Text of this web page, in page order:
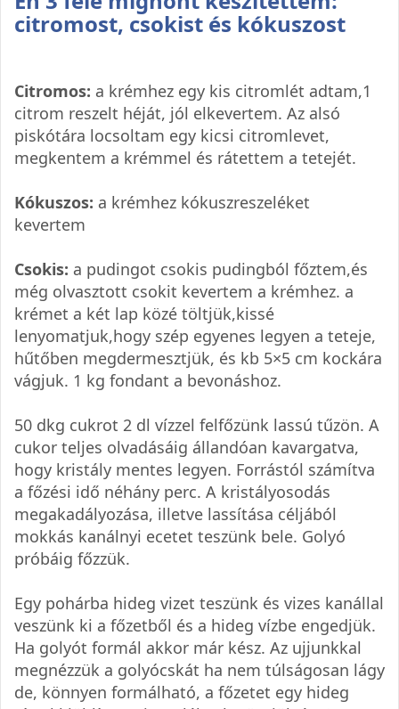
citromost, csokist és kókuszost
Citromos: a krémhez egy kis citromlét adtam,1
citrom reszelt héját, jól elkevertem. Az alsó
piskótára locsoltam egy kicsi citromlevet,
megkentem a krémmel és rátettem a tetejét.
Kókuszos: a krémhez kókuszreszeléket
kevertem
Csokis: a pudingot csokis pudingból főztem,és
még olvasztott csokit kevertem a krémhez. a
krémet a két lap közé töltjük,kissé
lenyomatjuk,hogy szép egyenes legyen a teteje,
hűtőben megdermesztjük, és kb 5×5 cm kockára
vágjuk. 1 kg fondant a bevonáshoz.
50 dkg cukrot 2 dl vízzel felfőzünk lassú tűzön. A
cukor teljes olvadásáig állandóan kavargatva,
hogy kristály mentes legyen. Forrástól számítva
a főzési idő néhány perc. A kristályosodás
megakadályozása, illetve lassítása céljából
mokkás kanálnyi ecetet teszünk bele. Golyó
próbáig főzzük.
Egy pohárba hideg vizet teszünk és vizes kanállal
veszünk ki a főzetből és a hideg vízbe engedjük.
Ha golyót formál akkor már kész. Az ujjunkkal
megnézzük a golyócskát ha nem túlságosan lágy
de, könnyen formálható, a főzetet egy hideg